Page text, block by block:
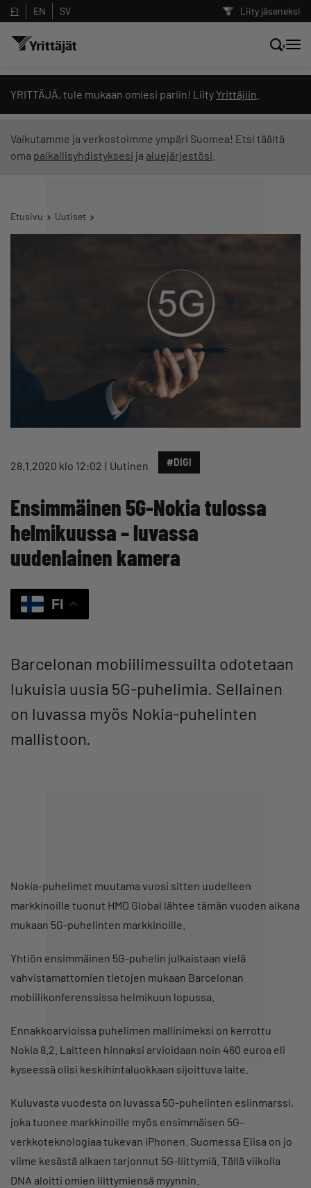
Liity jäseneksi
FI EN SV
YRITTÄJÄ, tule mukaan omiesi pariin! Liity Yrittäjiin
Vaikutamme ja verkostoimme ympäri Suomea! Etsi täältä
oma paikallisyhdistyksesi ja aluejärjestösi
Etusivu Uutiset
28.1.2020 klo 12:02 Uutinen #DIGI
Ensimmäinen 5G-Nokia tulossa
helmikuussa – luvassa
uudenlainen kamera
FI
Barcelonan mobiilimessuilta odotetaan
lukuisia uusia 5G-puhelimia. Sellainen
on luvassa myös Nokia-puhelinten
mallistoon.
Nokia-puhelimet muutama vuosi sitten uudelleen
markkinoille tuonut HMD Global lähtee tämän vuoden aikana
mukaan 5G-puhelinten markkinoille.
Yhtiön ensimmäinen 5G-puhelin julkaistaan vielä
vahvistamattomien tietojen mukaan Barcelonan
mobiilikonferenssissa helmikuun lopussa.
Ennakkoarvioissa puhelimen mallinimeksi on kerrottu
Nokia 8.2. Laitteen hinnaksi arvioidaan noin 460 euroa eli
kyseessä olisi keskihintaluokkaan sijoittuva laite.
Kuluvasta vuodesta on luvassa 5G-puhelinten esiinmarssi,
joka tuonee markkinoille myös ensimmäisen 5G-
verkkoteknologiaa tukevan iPhonen. Suomessa Elisa on jo
viime kesästä alkaen tarjonnut 5G-liittymiä. Tällä viikolla
DNA aloitti omien liittymiensä myynnin.
Hae sivustolta tai kysy suoraan
Yrittäjien tekoälyltä
Suodata hakutuloksia: näytä kaikki sisältö